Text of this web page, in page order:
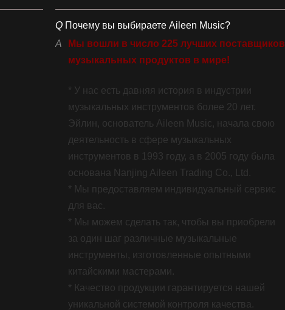
225 лучших в мире поставщиков музыкальных продуктов
Q Почему вы выбираете Aileen Music?
A
Мы вошли в число 225 лучших поставщиков
музыкальных продуктов в мире!
* У нас есть давняя история в индустрии
музыкальных инструментов более 20 лет.
Эйлин, основатель Aileen Music, начала свою
деятельность в сфере музыкальных
инструментов в 1993 году, а в 2005 году была
основана Nanjing Aileen Trading Co., Ltd.
* Мы предоставляем индивидуальный сервис
для вас.
* Мы можем сделать так, чтобы вы приобрели
за один шаг различные музыкальные
инструменты, изготовленные опытными
китайскими мастерами.
* Качество продукции гарантируется нашей
уникальной системой контроля качества.